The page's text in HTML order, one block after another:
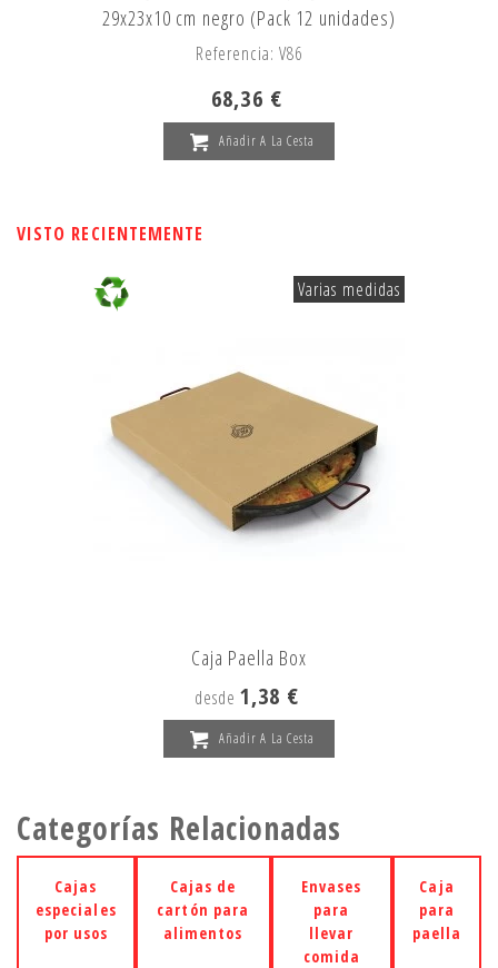
29x23x10 cm negro (Pack 12 unidades)
Referencia: V86
68,36 €
Añadir A La Cesta
VISTO RECIENTEMENTE
Varias medidas
Caja Paella Box
desde 1,38 €
Añadir A La Cesta
Categorías Relacionadas
Cajas
especiales
por usos
Cajas de
cartón para
alimentos
Envases
para
llevar
comida
Caja
para
paella